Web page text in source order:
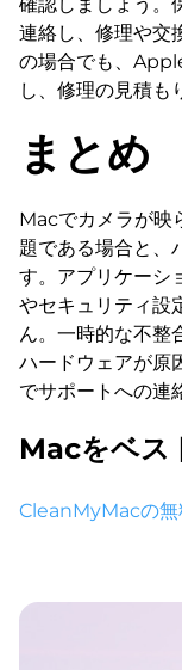
連絡し、修理や交
の場合でも、
し、修理の見積も
まとめ
Macでカメラが映
題である場合と、
す。アプリケーシ
やセキュリティ設
ん。一時的な不整
ハードウェアが原
でサポートへの連
Macをベ
CleanMyMacの無